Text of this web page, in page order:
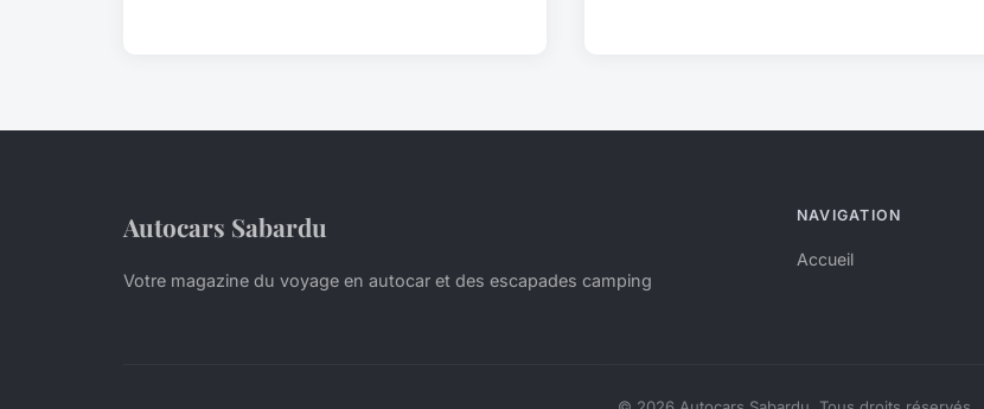
Autocars Sabardu
Votre magazine du voyage en autocar et des escapades camping
NAVIGATION
Accueil